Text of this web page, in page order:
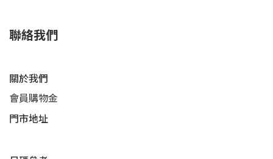
聯絡我們
關於我們
會員購物金
門市地址